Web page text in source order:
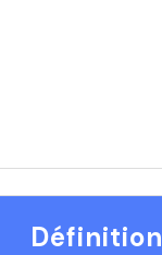
Définition